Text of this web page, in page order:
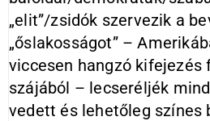
„elit”/zsidók szervezik a
„őslakosságot” –
viccesen hangzó kifejezés
szájából – lecseréljék
vedett és lehetőleg színes